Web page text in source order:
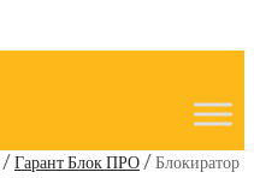
/ Гарант Блок ПРО/ Блокиратор